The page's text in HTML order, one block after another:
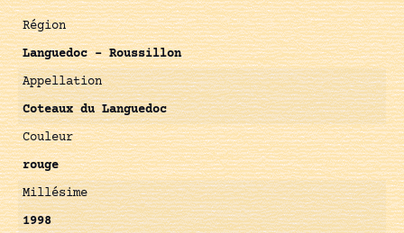
Région
Languedoc – Roussillon
Appellation
Coteaux du Languedoc
Couleur
rouge
Millésime
1998